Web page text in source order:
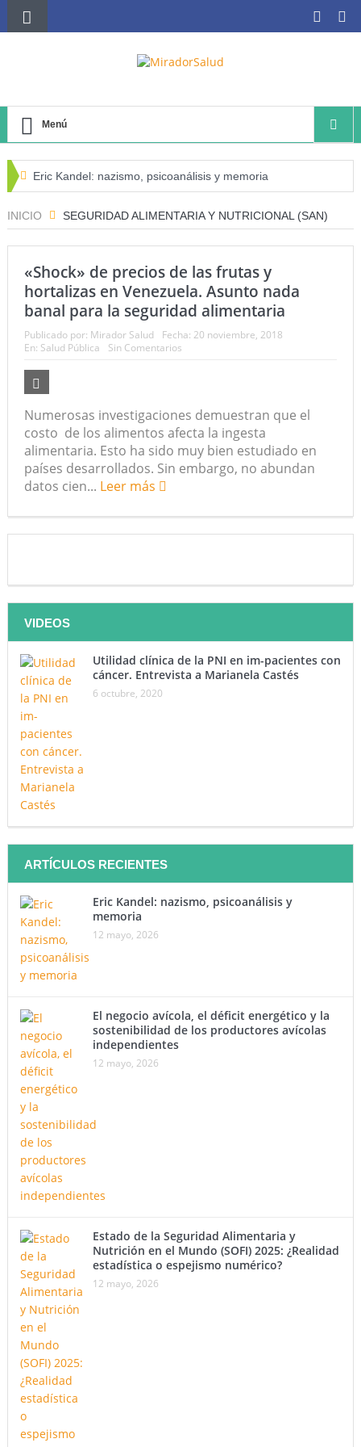
Menú
Eric Kandel: nazismo, psicoanálisis y memoria
Estado de la Seguridad Alimentaria y Nutrición en el
Mundo (SOFI) 2025: ¿Realidad estadística o espejismo
numérico?
futuro “ilimitado” de la Inteligencia Artificial
¿Qué sabemos de los alimentos ultraprocesados?
¿Los 20 años de regalo? Parte II
Academia de Ciencias Físicas, Matemáticas y Naturales
(ACFIMAN)
¿Los veinte años de regalo?
de cáncer
INICIO SEGURIDAD ALIMENTARIA Y NUTRICIONAL (SAN)
«Shock» de precios de las frutas y
hortalizas en Venezuela. Asunto nada
banal para la seguridad alimentaria
Publicado por: Mirador Salud Fecha: 20 noviembre, 2018
En: Salud Pública Sin Comentarios
Numerosas investigaciones demuestran que el
costo de los alimentos afecta la ingesta
alimentaria. Esto ha sido muy bien estudiado en
países desarrollados. Sin embargo, no abundan
datos cien... Leer más
VIDEOS
Utilidad clínica de la PNI en im-pacientes con
cáncer. Entrevista a Marianela Castés
6 octubre, 2020
ARTÍCULOS RECIENTES
Eric Kandel: nazismo, psicoanálisis y
memoria
12 mayo, 2026
El negocio avícola, el déficit energético y la
sostenibilidad de los productores avícolas
independientes
12 mayo, 2026
Estado de la Seguridad Alimentaria y
Nutrición en el Mundo (SOFI) 2025: ¿Realidad
estadística o espejismo numérico?
12 mayo, 2026